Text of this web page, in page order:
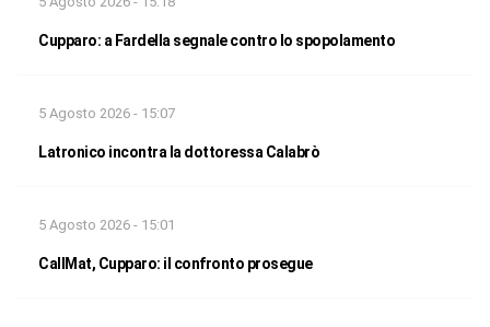
Cupparo: a Fardella segnale contro lo spopolamento
5 Agosto 2026 - 15:07
Latronico incontra la dottoressa Calabrò
5 Agosto 2026 - 15:01
CallMat, Cupparo: il confronto prosegue